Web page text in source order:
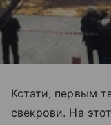
Кстати, первым
свекрови. На